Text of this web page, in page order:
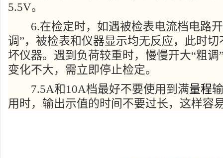
5.5V。
6.在检定时，如遇被检表电流档电路开
调”，被检表和仪器显示均无反应，此时
坏仪器。遇到负荷较重时，慢慢开大“粗
变化不大，需立即停止检定。
7.5A和10A档最好不要使用到满量程
用时，输出示值的时间不要过长，这样容